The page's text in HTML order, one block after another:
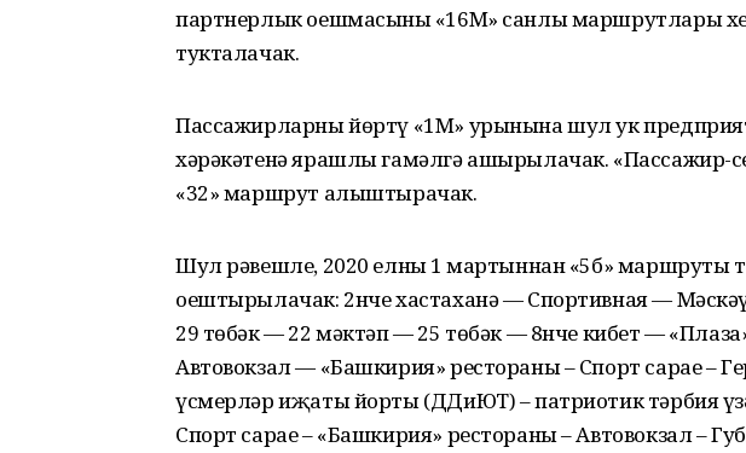
партнерлык оешмасының «16М» санлы маршрутлары
тукталачак.
Пассажирларны йөртү «1М» урынына шул ук
хәрәкәтенә ярашлы гамәлгә ашырылачак. «Пассажир-
«32» маршрут алыштырачак.
Шул рәвешле, 2020 елның 1 мартыннан «5б» маршруты
оештырылачак: 2нче хастаханә — Спортивная —
29 төбәк — 22 мәктәп — 25 төбәк — 8нче кибет —
Автовокзал — «Башкирия» рестораны – Спорт сарае –
үсмерләр иҗаты йорты (ДДиЮТ) – патриотик тәрбия
Спорт сарае – «Башкирия» рестораны – Автовокзал –